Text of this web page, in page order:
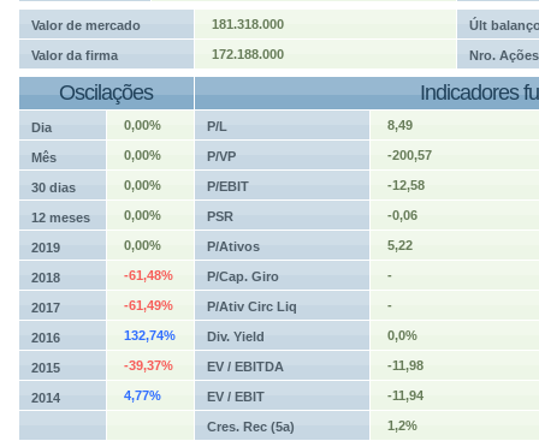
Valor de mercado 181.318.000 Últ
Valor da firma 172.188.000 Nro. Ações
Oscilações Indicadores
Dia 0,00% P/L 8,49
Mês 0,00% P/VP -200,57
30 dias 0,00% P/EBIT -12,58
12 meses 0,00% PSR -0,06
2019 0,00% P/Ativos 5,22
2018 -61,48% P/Cap. Giro -
2017 -61,49% P/Ativ Circ Liq -
2016 132,74% Div. Yield 0,0%
2015 -39,37% EV / EBITDA -11,98
2014 4,77% EV / EBIT -11,94
Cres. Rec (5a) 1,2%